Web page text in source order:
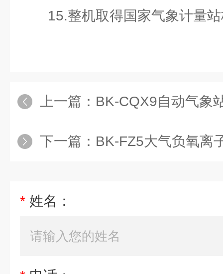
15.整机取得国家气象计量站
上一篇： BK-CQX9自动气象
下一篇： BK-FZ5大气负氧离
* 姓名：